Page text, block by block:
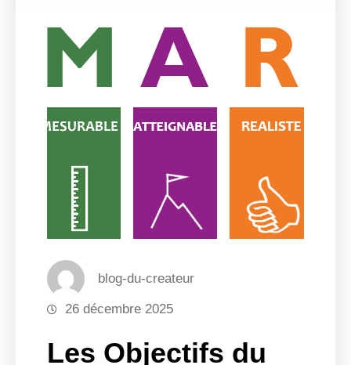
blog-du-createur
26 décembre 2025
Les Objectifs du